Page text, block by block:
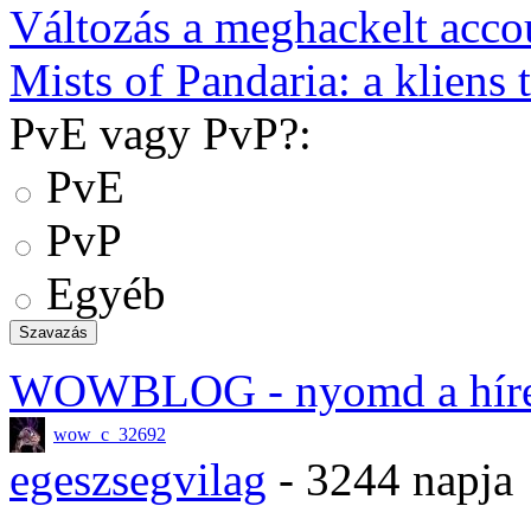
Változás a meghackelt
Mists of Pandaria: a kliens
PvE vagy PvP?:
PvE
PvP
Egyéb
WOWBLOG - nyomd a
wow_c_32692
egeszsegvilag - 3244 napja